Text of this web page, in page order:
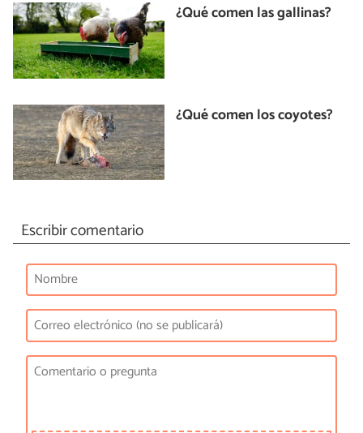
¿Qué comen las gallinas?
¿Qué comen los coyotes?
Escribir comentario